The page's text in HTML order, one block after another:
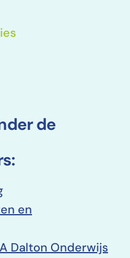
de
en
Dalton Onderwijs